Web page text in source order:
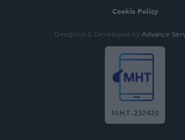
Cookie Policy
Designed & Developed by Advance
Μ.Η.Τ. 232420